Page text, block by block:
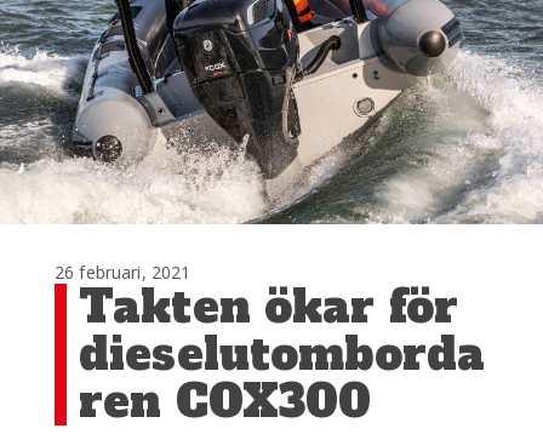
26 februari, 2021
Takten ökar för
dieselutomborda
ren COX300